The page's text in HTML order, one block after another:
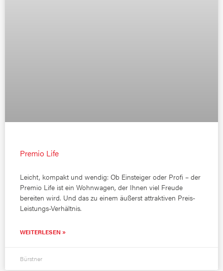
Premio Life
Leicht, kompakt und wendig: Ob Einsteiger oder Profi – der
Premio Life ist ein Wohnwagen, der Ihnen viel Freude
bereiten wird. Und das zu einem äußerst attraktiven Preis-
Leistungs-Verhältnis.
WEITERLESEN »
Bürstner